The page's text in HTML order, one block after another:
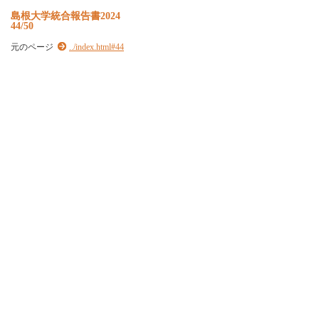
島根大学統合報告書2024
44/50
元のページ ../index.html#44